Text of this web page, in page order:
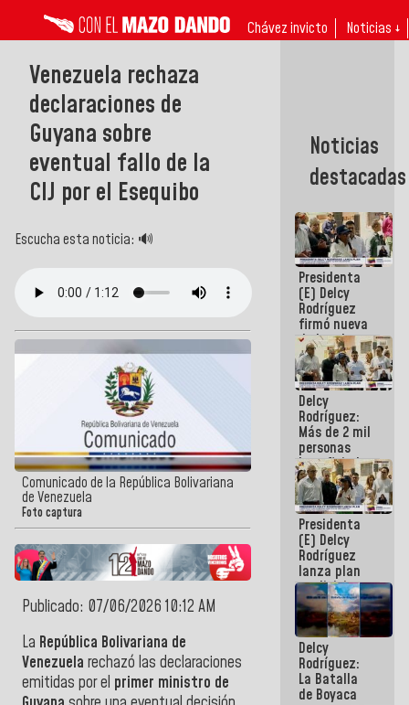
Chávez invicto Noticias ↓
Venezuela rechaza
declaraciones de
Guyana sobre
eventual fallo de la
CIJ por el Esequibo
Escucha esta noticia: 🔊
Comunicado de la República Bolivariana
de Venezuela
Foto captura
Publicado: 07/06/2026 10:12 AM
La República Bolivariana de
Venezuela rechazó las declaraciones
emitidas por el primer ministro de
Noticias
destacadas
Presidenta
(E) Delcy
Rodríguez
firmó nueva
de Ley de
Arrendamiento
aprobada
por la AN
Delcy
Rodríguez:
Más de 2 mil
personas
beneficiadas
con planes
para
atención de
emergencia
sísmica en
la última
semana
Presidenta
(E) Delcy
Rodríguez
lanza plan
crediticio
con subsidio
a Juntas de
Condominio
Delcy
Rodríguez:
La Batalla
de Boyaca